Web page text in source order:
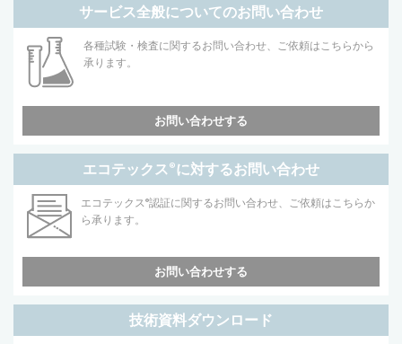
サービス全般についてのお問い合わせ
各種試験・検査に関するお問い合わせ、ご依頼はこちらから
承ります。
お問い合わせする
エコテックス®に対するお問い合わせ
エコテックス®認証に関するお問い合わせ、ご依頼はこちらか
ら承ります。
お問い合わせする
技術資料ダウンロード